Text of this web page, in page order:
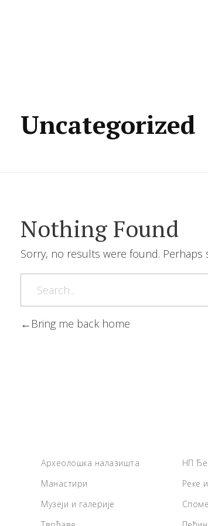
Uncategorized
Nothing Found
Sorry, no results were found.
Bring me back home
Археолошка налазишта
Манастири
Музеји и галерије
НП
Реке